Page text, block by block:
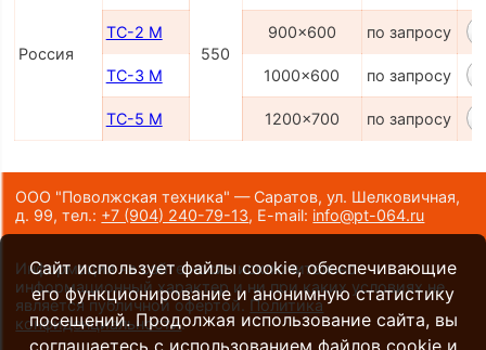
Россия 550
ТС-2 М 900x600 по запросу
ТС-3 М 1000x600 по запросу
ТС-5 М 1200x700 по запросу
ООО "Поволжская техника" — Саратов, ул. Шелковичная,
д. 99,тел.: +7 (904) 240-79-13, E-mail: info@pt-064.ru
Информация на сайте носит исключительно
информационный характер и ни при каких условиях не
является публичной офертой. Политика
конфиденциальности.
Сайт использует файлы cookie, обеспечивающие
его функционирование и анонимную статистику
посещений. Продолжая использование сайта, вы
соглашаетесь с использованием файлов cookie и